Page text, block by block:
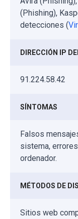
(Phishing),
detecciones (
DIRECCIÓN IP
91.224.58.42
SÍNTOMAS
Falsos
sistema,
ordenador.
MÉTODOS DE
Sitios web